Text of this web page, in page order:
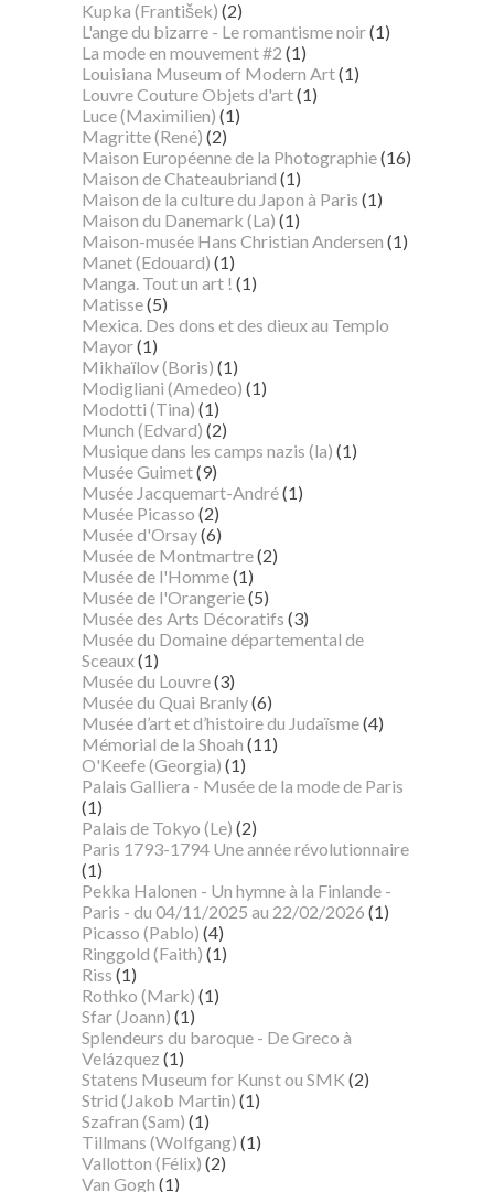
Kupka (František) (2)
L'ange du bizarre - Le romantisme noir(1)
La mode en mouvement #2 (1)
Louisiana Museum of Modern Art(1)
Louvre Couture Objets d'art(1)
Luce (Maximilien) (1)
Magritte (René) (2)
Maison Européenne de la Photographie(16)
Maison de Chateaubriand (1)
Maison de la culture du Japon à Paris (1)
Maison du Danemark (La) (1)
Maison-musée Hans Christian Andersen (1)
Manet (Edouard) (1)
Manga. Tout un art ! (1)
Matisse(5)
Mexica. Des dons et des dieux au Templo
Mayor(1)
Mikhaïlov (Boris) (1)
Modigliani (Amedeo) (1)
Modotti (Tina) (1)
Munch (Edvard) (2)
Musique dans les camps nazis (la) (1)
Musée Guimet(9)
Musée Jacquemart-André(1)
Musée Picasso (2)
Musée d'Orsay(6)
Musée de Montmartre(2)
Musée de l'Homme(1)
Musée de l'Orangerie(5)
Musée des Arts Décoratifs (3)
Musée du Domaine départemental de
Sceaux(1)
Musée du Louvre(3)
Musée du Quai Branly(6)
Musée d’art et d’histoire du Judaïsme(4)
Mémorial de la Shoah (11)
O'Keefe (Georgia) (1)
Palais Galliera - Musée de la mode de Paris
(1)
Palais de Tokyo (Le) (2)
Paris 1793-1794 Une année révolutionnaire
(1)
Pekka Halonen - Un hymne à la Finlande -
Paris - du 04/11/2025 au 22/02/2026 (1)
Picasso (Pablo) (4)
Ringgold (Faith) (1)
Riss (1)
Rothko (Mark) (1)
Sfar (Joann) (1)
Splendeurs du baroque - De Greco à
Velázquez (1)
Statens Museum for Kunst ou SMK (2)
Strid (Jakob Martin) (1)
Szafran (Sam) (1)
Tillmans (Wolfgang) (1)
Vallotton (Félix) (2)
Van Gogh (1)